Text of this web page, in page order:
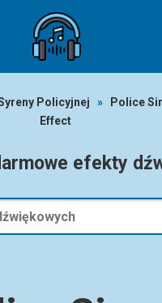
Policyjnej »
Police
Effect
efekty